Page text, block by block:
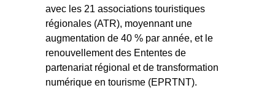
avec les 21 associations touristiques
régionales (ATR), moyennant une
augmentation de 40 % par année, et le
renouvellement des Ententes de
partenariat régional et de transformation
numérique en tourisme (EPRTNT).